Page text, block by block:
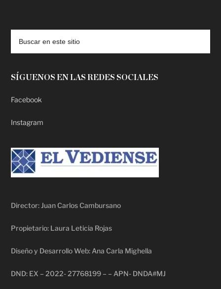
SÍGUENOS EN LAS REDES SOCIALES
Facebook
Instagram
Director: Juan Carlos Cambursano
Propietario: Laura Leticia Rojas
Diseño y Desarrollo Web: Ana Carla Mighella
DND: EX – 2022- 27768199 – – APN- DNDA#MJ